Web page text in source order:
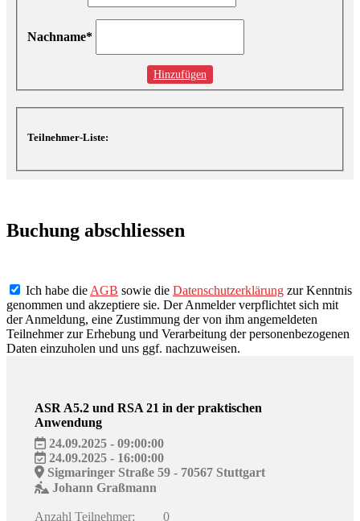
Nachname*
Hinzufügen
Teilnehmer-Liste:
Buchung abschliessen
Ich habe die AGB sowie die Datenschutzerklärung zur Kenntnis
genommen und akzeptiere sie. Der Anmelder verpflichtet sich mit
der Anmeldung, eine Zustimmung der von ihm angemeldeten
Teilnehmer zur Erhebung und Verarbeitung der personenbezogenen
Daten einzuholen und uns ggf. nachzuweisen.
ASR A5.2 und RSA 21 in der praktischen
Anwendung
24.09.2025 - 09:00:00
24.09.2025 - 16:00:00
Sigmaringer Straße 59 - 70567 Stuttgart
Johann Graßmann
Anzahl Teilnehmer: 0